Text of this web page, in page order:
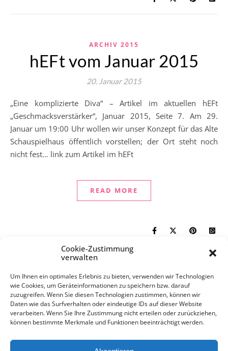
Cookie-Zustimmung
verwalten
Um Ihnen ein optimales Erlebnis zu bieten, verwenden wir Technologien
wie Cookies, um Geräteinformationen zu speichern bzw. darauf
zuzugreifen. Wenn Sie diesen Technologien zustimmen, können wir
Daten wie das Surfverhalten oder eindeutige IDs auf dieser Website
verarbeiten. Wenn Sie Ihre Zustimmung nicht erteilen oder zurückziehen,
können bestimmte Merkmale und Funktionen beeinträchtigt werden.
ARCHIV 2015
hEFt vom Januar 2015
20. Januar 2015
„Eine komplizierte Diva“ – Artikel im aktuellen hEFt
„Geschmacksverstärker“, Januar 2015, Seite 7. Am 29.
Januar um 19:00 Uhr wollen wir unser Konzept für das Alte
Schauspielhaus öffentlich vorstellen; der Ort steht noch
nicht fest… link zum Artikel im hEFt
READ MORE